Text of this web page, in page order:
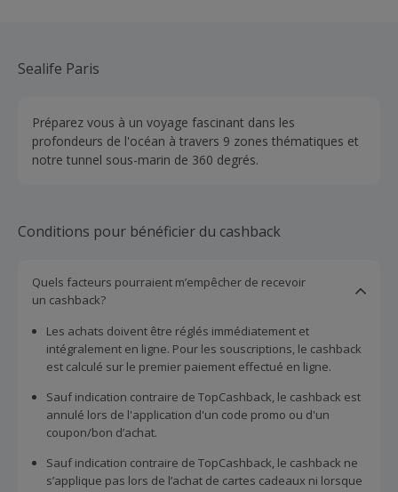
Sealife Paris
Préparez vous à un voyage fascinant dans les
profondeurs de l'océan à travers 9 zones thématiques et
notre tunnel sous-marin de 360 degrés.
Conditions pour bénéficier du cashback
Quels facteurs pourraient m’empêcher de recevoir
un cashback?
Les achats doivent être réglés immédiatement et
intégralement en ligne. Pour les souscriptions, le cashback
est calculé sur le premier paiement effectué en ligne.
Sauf indication contraire de TopCashback, le cashback est
annulé lors de l'application d'un code promo ou d'un
coupon/bon d’achat.
Sauf indication contraire de TopCashback, le cashback ne
s’applique pas lors de l’achat de cartes cadeaux ni lorsque